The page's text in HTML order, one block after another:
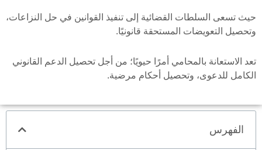
حيث تسعى السلطات القضائية إلى تنفيذ القوانين في حل النزاعات،
وتحصيل التعويضات المستحقة قانونيًا.
تعد الاستعانة بالمحامي أمرًا حيويًا؛ من أجل تحصيل الدعم القانوني
الكامل للدعوى، وتحصيل أحكام مرضية.
الفهرس